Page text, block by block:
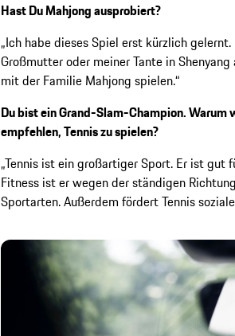
Hast Du Mahjong ausprobiert?
„Ich habe dieses Spiel erst kürzlich
Großmutter oder meiner Tante in
mit der Familie Mahjong spielen.“
Du bist ein Grand-Slam-Champion. Warum
empfehlen, Tennis zu spielen?
„Tennis ist ein großartiger Sport. Er ist
Fitness ist er wegen der ständigen
Sportarten. Außerdem fördert Tennis